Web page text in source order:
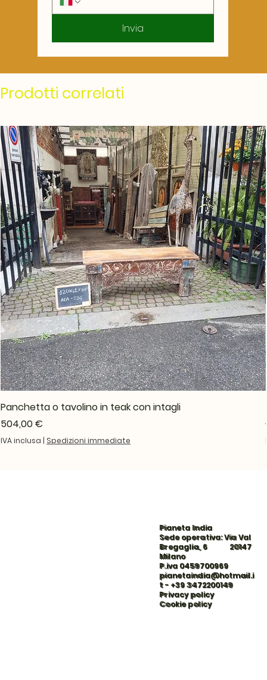
Invia
Prodotti correlati
Panchetta o tavolino in teak con intagli
Prezzo
504,00 €
IVA inclusa | Spedizioni immediate
Pianeta India
Sede operativa: Via Val
Bregaglia, 6 20147
Milano
P.iva 0459700969
pianetaindia@hotmail.i
t- +39 3472200149
Privacy policy
Cookie policy